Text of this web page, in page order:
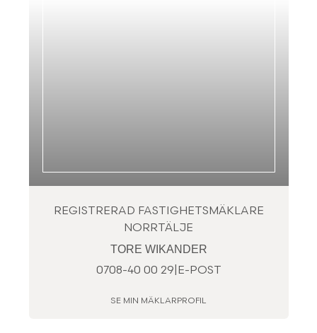
REGISTRERAD FASTIGHETSMÄKLARE
NORRTÄLJE
TORE WIKANDER
0708-40 00 29 E-POST
SE MIN MÄKLARPROFIL